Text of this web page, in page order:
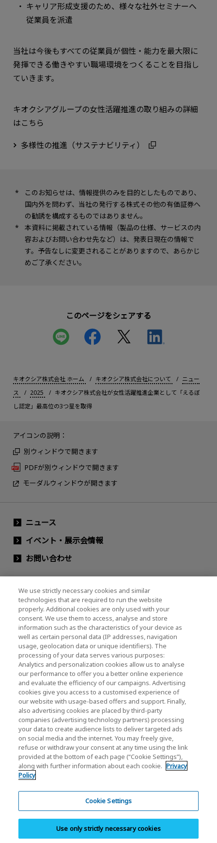
キャリア形成支援のため、様々な社外セミナーへ
従業員を派遣
当社は今後もすべての従業員が個性・能力を最大限に
発揮できる働きやすい職場環境をつくることを目指し
ていきます。
キオクシアグループの女性活躍推進の取り組みの詳細
はこちら
多様性の推進（サステナビリティ）
このお知らせは、情報提供のみを目的としたものであり、
国内外を問わず、当社の発行する株式その他の有価証券へ
の勧誘を構成するものではありません。
本資料に掲載されている情報（製品の仕様、サービスの内
容およびお問い合わせ先など）は、発表日現在の情報で
す。予告なしに変更されることがありますので、あらかじ
めご了承ください。
このページをシェアする
キオクシア株式会社 ホーム キオクシア株式会社について
ニュー
ス
2025
キオクシア株式会社が女性活躍推進企業として「えるぼ
し認定」最高位の3つ星を取得
アイコンの説明：
別ウィンドウで開きます
PDFが別ウィンドウで開きます
モーダルウィンドウが開きます
ニュース
イベント・展示会情報
お問い合わせ
キオクシアホールディングス株式会社（グルー
プ・IR情報）
キオクシアホールディングス株式会社 ホーム
株主・投資家情報
ソーシャルメディア公式アカウント一覧
ソーシャルメディアポリシー
個人情報保護方針
並行輸入品と模倣品について
We use strictly necessary cookies and similar
technologies that are required to run the website
properly. Additional cookies are only used with your
consent. We use them to access, analyse and store
information such as the characteristics of your device as
well as certain personal data (IP addresses, navigation
usage, geolocation data or unique identifiers). The
processing of your data serves various purposes:
Analytics and personalization cookies allow us to analyse
our performance to offer you a better online experience
and evaluate the efficiency of our campaigns. Advertising
cookies give you access to a customised experience of
our website with usage-based offers and support. Finally,
also advertising cookies are placed by third-party
companies (advertising technology partners) processing
your data to create audience lists to deliver targeted ads
on social media and the internet. You may freely give,
refuse or withdraw your consent at any time using the link
provided at the bottom of each page (“Cookie Settings”),
along with further information about each cookie. Privacy
Policy
Cookie Settings
Use only strictly necessary cookies